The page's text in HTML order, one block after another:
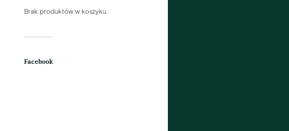
Brak produktów w koszyku.
Facebook